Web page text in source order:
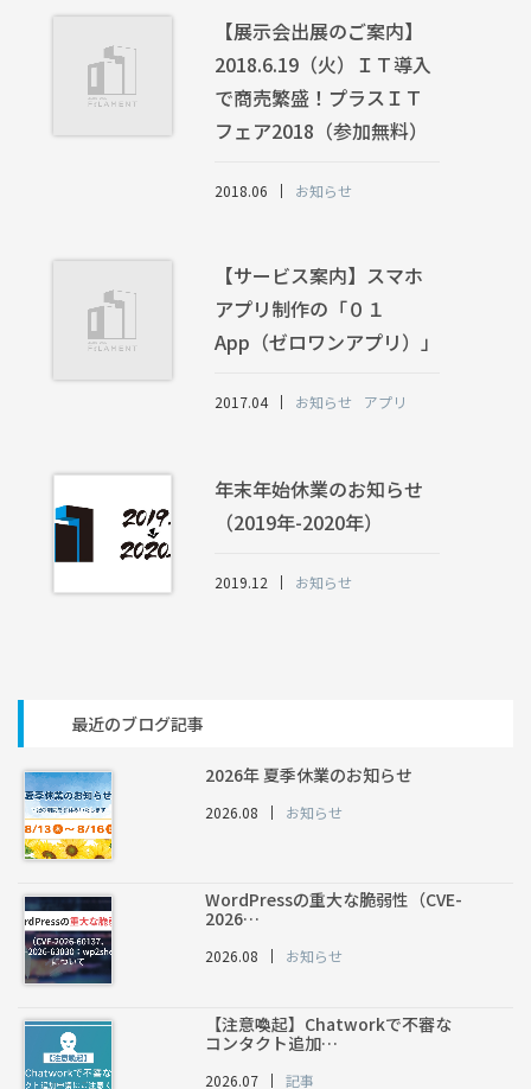
【展示会出展のご案内】
2018.6.19（火）ＩＴ導入
で商売繁盛！プラスＩＴ
フェア2018（参加無料）
2018.06 お知らせ
【サービス案内】スマホ
アプリ制作の「０１
App（ゼロワンアプリ）」
2017.04 お知らせ アプリ
年末年始休業のお知らせ
（2019年-2020年）
2019.12 お知らせ
最近のブログ記事
2026年 夏季休業のお知らせ
2026.08 お知らせ
WordPressの重大な脆弱性（CVE-
2026…
2026.08 お知らせ
【注意喚起】Chatworkで不審な
コンタクト追加…
2026.07 記事